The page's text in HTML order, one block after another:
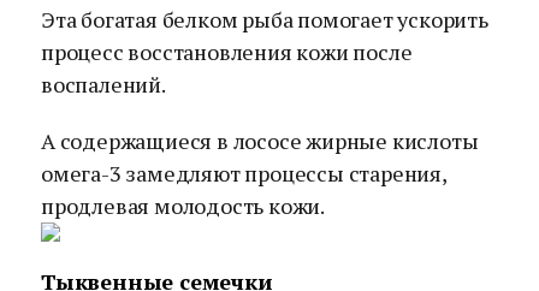
Эта богатая белком рыба помогает ускорить
процесс восстановления кожи после
воспалений.
А содержащиеся в лососе жирные кислоты
омега-3 замедляют процессы старения,
продлевая молодость кожи.
Тыквенные семечки